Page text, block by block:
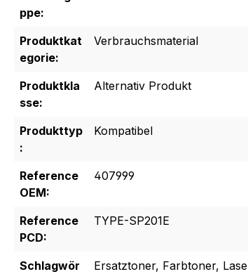
ppe:
Produktkat
egorie:
Verbrauchsmaterial
Produktkla
sse:
Alternativ Produkt
Produkttyp
:
Kompatibel
Reference
OEM:
407999
Reference
PCD:
TYPE-SP201E
Schlagwör
Ersatztoner, Farbtoner,